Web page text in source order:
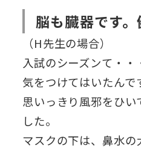
脳も臓器です。
（H先生の場合）
入試のシーズンて・・
気をつけてはいたんで
思いっきり風邪をひ
した。
マスクの下は、鼻水の